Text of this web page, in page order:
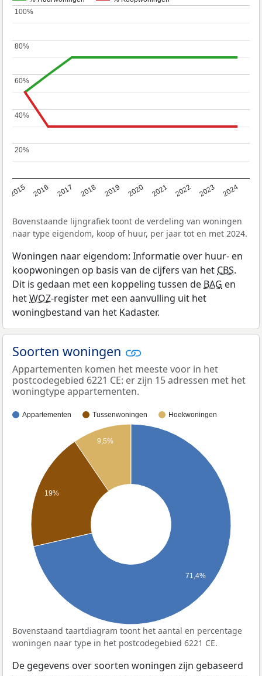
2015 2016 2017 2018 2019 2020 2021 2022 2023 2024
20%
20%
40%
40%
60%
60%
80%
80%
100%
100%
Bovenstaande lijngrafiek toont de verdeling van woningen
naar type eigendom, koop of huur, per jaar tot en met 2024.
Woningen naar eigendom: Informatie over huur- en
koopwoningen op basis van de cijfers van het CBS.
Dit is gedaan met een koppeling tussen de BAG en
hetWOZ-register met een aanvulling uit het
woningbestand van het Kadaster.
Soorten woningen
Appartementen komen het meeste voor in het
postcodegebied 6221 CE: er zijn 15 adressen met het
woningtype appartementen.
Appartementen Tussenwoningen Hoekwoningen
9,5%
19%
71,4%
Bovenstaand taartdiagram toont het aantal en percentage
woningen naar type in het postcodegebied 6221 CE.
De gegevens over soorten woningen zijn gebaseerd